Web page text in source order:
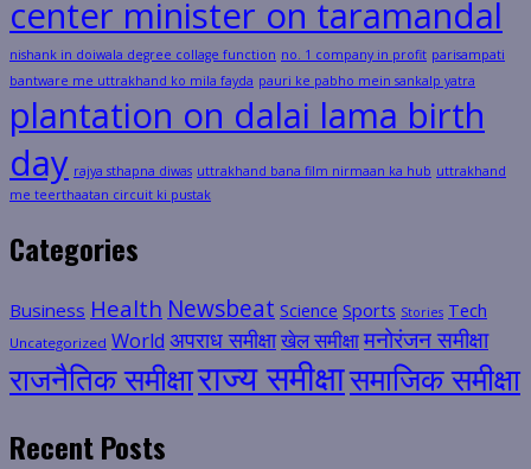
center minister on taramandal
nishank in doiwala degree collage function no. 1 company in profit parisampati
bantware me uttrakhand ko mila fayda pauri ke pabho mein sankalp yatra
plantation on dalai lama birth
day rajya sthapna diwas uttrakhand bana film nirmaan ka hub uttrakhand
me teerthaatan circuit ki pustak
Categories
Business Health Newsbeat Science Sports Stories Tech
Uncategorized World अपराध समीक्षाखेल समीक्षामनोरंजन समीक्षा
राजनैतिक समीक्षाराज्य समीक्षासमाजिक समीक्षा
Recent Posts